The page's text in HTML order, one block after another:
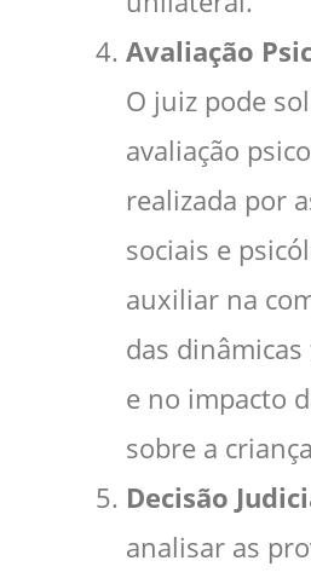
Avaliação
O juiz pode
avaliação
realizada por
sociais e
auxiliar na
das
e no impacto
sobre a
Decisão
analisar as